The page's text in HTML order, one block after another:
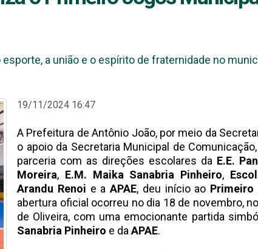
a união e o espírito de fraternidade no
19/11/2024 16:47
A Prefeitura de Antônio João, por meio da
o apoio da Secretaria Municipal de
parceria com as direções escolares da E.E.
Moreira, E.M. Maika Sanabria Pinheiro,
Arandu Renoi e aAPAE, deu início ao Primeiro
abertura oficial ocorreu no dia 18 de novembro,
de Oliveira, com uma emocionante partida
Sanabria Pinheiro e daAPAE.